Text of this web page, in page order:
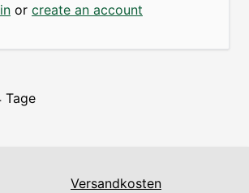
or create an account
Tage
Versandkosten